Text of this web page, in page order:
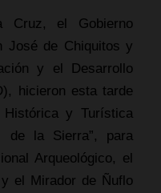
Cruz, el Gobierno
José de Chiquitos y
y el Desarrollo
hicieron esta tarde
y Turística
de la Sierra”, para
Arqueológico, el
el Mirador de Ñuflo